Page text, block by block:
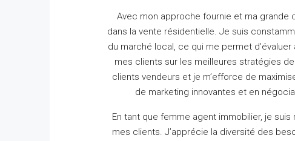
Avec mon approche fournie et ma grande
dans la vente résidentielle. Je suis
du marché local, ce qui me permet
mes clients sur les meilleures stratégies
clients vendeurs et je m’efforce de
de marketing innovantes et en
En tant que femme agent immobilier, je
mes clients. J’apprécie la diversité des